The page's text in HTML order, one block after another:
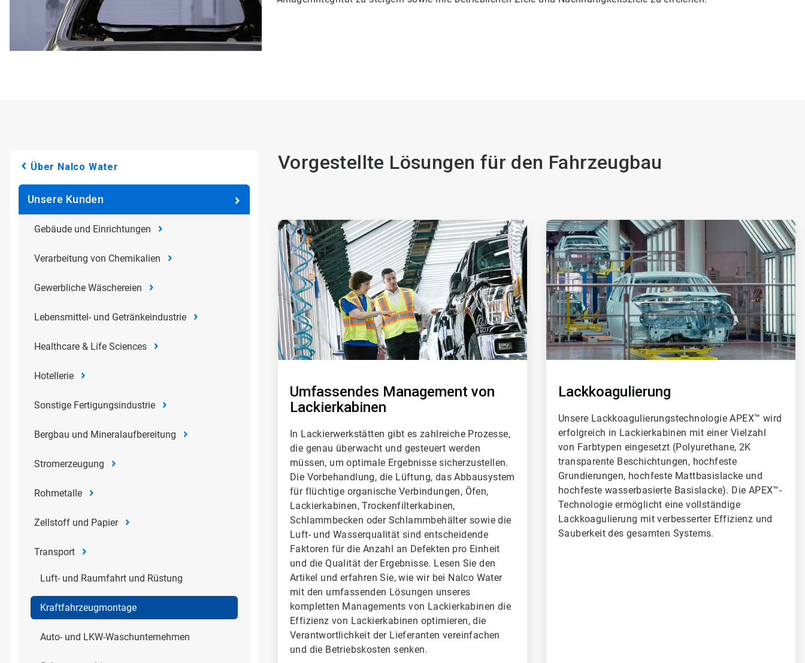
Über Nalco Water
Unsere Kunden
Gebäude und Einrichtungen
Verarbeitung von Chemikalien
Gewerbliche Wäschereien
Lebensmittel- und Getränkeindustrie
Healthcare & Life Sciences
Hotellerie
Sonstige Fertigungsindustrie
Bergbau und Mineralaufbereitung
Stromerzeugung
Rohmetalle
Zellstoff und Papier
Transport
Luft- und Raumfahrt und Rüstung
Kraftfahrzeugmontage
Auto- und LKW-Waschunternehmen
Vorgestellte Lösungen für den Fahrzeugbau
ArticleTile
1
von
2
Umfassendes Management von
Lackierkabinen
In Lackierwerkstätten gibt es zahlreiche Prozesse,
die genau überwacht und gesteuert werden
müssen, um optimale Ergebnisse sicherzustellen.
Die Vorbehandlung, die Lüftung, das Abbausystem
für flüchtige organische Verbindungen, Öfen,
Lackierkabinen, Trockenfilterkabinen,
Schlammbecken oder Schlammbehälter sowie die
Luft- und Wasserqualität sind entscheidende
Faktoren für die Anzahl an Defekten pro Einheit
und die Qualität der Ergebnisse. Lesen Sie den
Artikel und erfahren Sie, wie wir bei Nalco Water
mit den umfassenden Lösungen unseres
kompletten Managements von Lackierkabinen die
Effizienz von Lackierkabinen optimieren, die
Verantwortlichkeit der Lieferanten vereinfachen
und die Betriebskosten senken.
ArticleTile
2
von
2
Lackkoagulierung
Unsere Lackkoagulierungstechnologie APEX™ wird
erfolgreich in Lackierkabinen mit einer Vielzahl
von Farbtypen eingesetzt (Polyurethane, 2K
transparente Beschichtungen, hochfeste
Grundierungen, hochfeste Mattbasislacke und
hochfeste wasserbasierte Basislacke). Die APEX™-
Technologie ermöglicht eine vollständige
Lackkoagulierung mit verbesserter Effizienz und
Sauberkeit des gesamten Systems.